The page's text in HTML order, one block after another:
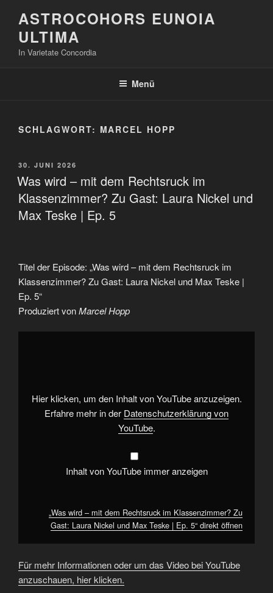
Inhalt
springen
ASTROCOHORS EUNOIA
ULTIMA
In Varietate Concordia
Menü
SCHLAGWORT: MARCEL HOPP
VERÖFFENTLICHT
AM
30. JUNI 2026
Was wird – mit dem Rechtsruck im
Klassenzimmer? Zu Gast: Laura Nickel und
Max Teske | Ep. 5
Titel der Episode: „Was wird – mit dem Rechtsruck im
Klassenzimmer? Zu Gast: Laura Nickel und Max Teske |
Ep. 5“
Produziert vonMarcel Hopp
„Was
Klassenzimmer?
Hier klicken, um den Inhalt von YouTube anzuzeigen.
Erfahre mehr in der Datenschutzerklärung von
YouTube.
Inhalt von YouTube immer anzeigen
„Was wird – mit dem Rechtsruck im Klassenzimmer? Zu
Gast: Laura Nickel und Max Teske | Ep. 5“ direkt öffnen
Für mehr Informationen oder um das Video bei YouTube
anzuschauen, hier klicken.